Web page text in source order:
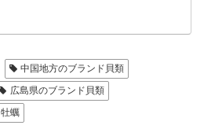
中国地方のブランド貝類
広島県のブランド貝類
牡蠣